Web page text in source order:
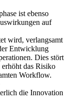
ist ebenso
auf
wird, verlangsamt
Entwicklung
Dies stört
erhöht das Risiko
Workflow.
die Innovation